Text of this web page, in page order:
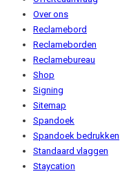
Over ons
Reclamebord
Reclameborden
Reclamebureau
Shop
Signing
Sitemap
Spandoek
Spandoek bedrukken
Standaard vlaggen
Staycation